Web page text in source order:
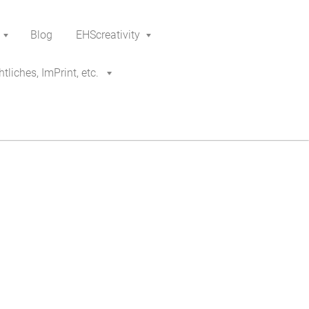
Blog EHScreativity
ImPrint, etc.